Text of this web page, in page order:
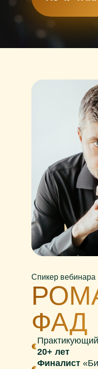
Спикер вебинара
ФАД
20+ лет
Финалист